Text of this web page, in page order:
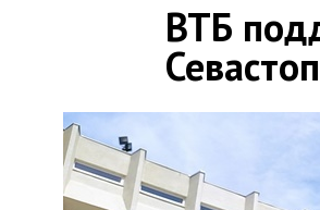
ВТБ